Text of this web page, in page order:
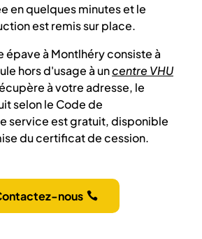
en quelques minutes et le
est remis sur place.
épave à Montlhéry consiste à
hors d'usage à uncentre VHU
à votre adresse, le
selon le Code de
service est gratuit, disponible
du certificat de cession.
nous